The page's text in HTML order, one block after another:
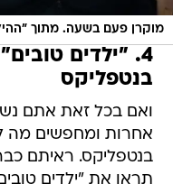
מוקרן פעם בשעה. מתוך "ההילולה 2:
4. "ילדים
בנטפליקס
ואם בכל זאת אתם
אחרות ומחפשים מה
בנטפליקס. ראיתם
תראו את "ילדים